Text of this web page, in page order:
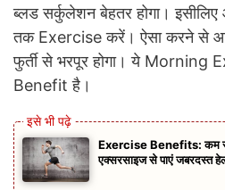
ब्लड सर्कुलेशन बेहतर होगा।
तक Exercise करें। ऐसा करने से
फुर्ती से भरपूर होगा। ये Morning
Benefit है।
Exercise Benefits: कम
एक्सरसाइज से पाएं जबरदस्त